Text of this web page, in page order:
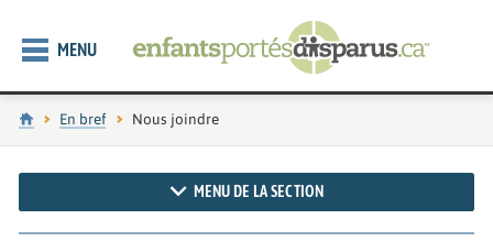
MENU
Accueil
En bref Page actuelle :
Nous joindre
MENU DE LA SECTION